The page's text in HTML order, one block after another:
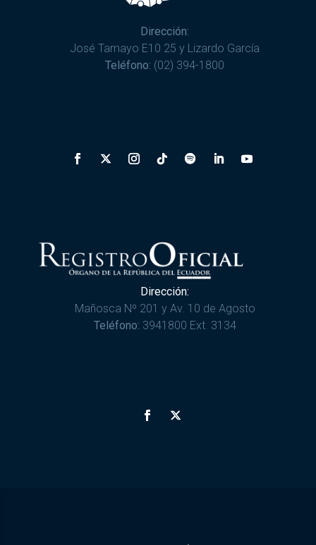
Dirección:
José Tamayo E10 25 y Lizardo García
Teléfono: (02) 394-1800
Dirección:
Mañosca Nº 201 y Av. 10 de Agosto
Teléfono: 3941800 Ext. 3134